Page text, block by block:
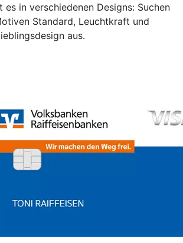
es in verschiedenen Designs: Suchen
Standard, Leuchtkraft und
aus.